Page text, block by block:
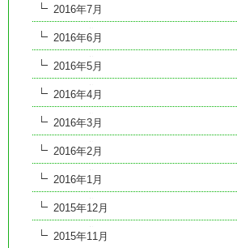
2016年7月
2016年6月
2016年5月
2016年4月
2016年3月
2016年2月
2016年1月
2015年12月
2015年11月